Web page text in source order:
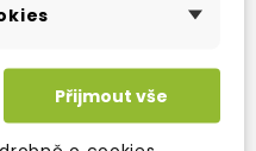
expedujeme)
Přijmout vše